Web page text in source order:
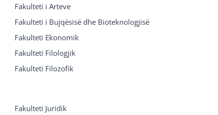
Fakulteti i Arteve
Fakulteti i Bujqësisë dhe Bioteknologjisë
Fakulteti Ekonomik
Fakulteti Filologjik
Fakulteti Filozofik
Fakulteti Juridik